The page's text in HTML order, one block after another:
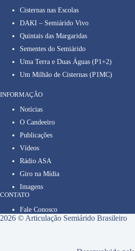
Cisternas nas Escolas
DAKI – Semiárido Vivo
Quintais das Margaridas
Sementes do Semiárido
Uma Terra e Duas Águas (P1+2)
Um Milhão de Cisternas (P1MC)
INFORMAÇÃO
Notícias
O Candeeiro
Publicações
Vídeos
Rádio ASA
Giro na Mídia
Imagens
CONTATO
Fale Conosco
2026 © Articulação Semiárido Brasileiro